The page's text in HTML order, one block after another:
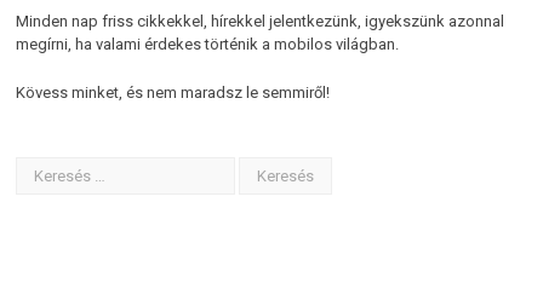
Minden nap friss cikkekkel, hírekkel jelentkezünk, igyekszünk azonnal
megírni, ha valami érdekes történik a mobilos világban.
Kövess minket, és nem maradsz le semmiről!